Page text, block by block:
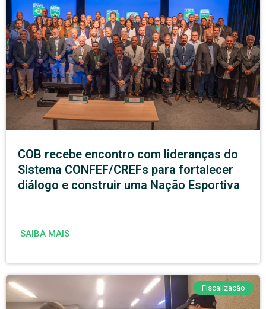
COB recebe encontro com lideranças do
Sistema CONFEF/CREFs para fortalecer
diálogo e construir uma Nação Esportiva
SAIBA MAIS
Fiscalização